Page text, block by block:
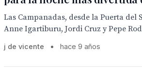
Las Campanadas, desde la Puerta del
Anne Igartiburu, Jordi Cruz y Pepe
j de vicente • hace 9 años